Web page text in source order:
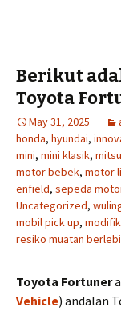
Berikut
Toyota
May 31, 2025
honda, hyundai,
mini, mini klasik,
motor bebek, motor
enfield, sepeda
Uncategorized,
mobil pick up,
resiko muatan
Toyota Fortuner
Vehicle) andalan